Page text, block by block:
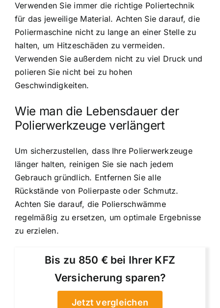
Verwenden Sie immer die richtige Poliertechnik
für das jeweilige Material. Achten Sie darauf, die
Poliermaschine nicht zu lange an einer Stelle zu
halten, um Hitzeschäden zu vermeiden.
Verwenden Sie außerdem nicht zu viel Druck und
polieren Sie nicht bei zu hohen
Geschwindigkeiten.
Wie man die Lebensdauer der
Polierwerkzeuge verlängert
Um sicherzustellen, dass Ihre Polierwerkzeuge
länger halten, reinigen Sie sie nach jedem
Gebrauch gründlich. Entfernen Sie alle
Rückstände von Polierpaste oder Schmutz.
Achten Sie darauf, die Polierschwämme
regelmäßig zu ersetzen, um optimale Ergebnisse
zu erzielen.
Bis zu 850 € bei Ihrer KFZ
Versicherung sparen?
Jetzt vergleichen